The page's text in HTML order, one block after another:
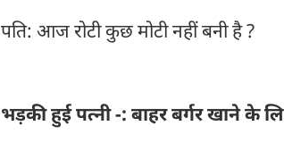
पति: आज रोटी कुछ मोटी नहीं बनी है ?
भड़की हुई पत्नी -: बाहर बर्गर खाने के